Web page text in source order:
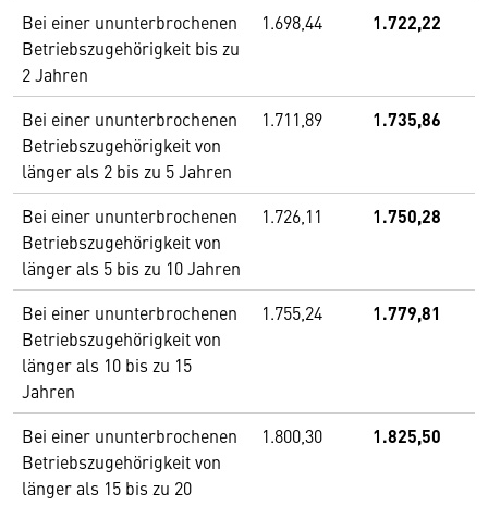
Bei einer ununterbrochenen
Betriebszugehörigkeit bis zu
2 Jahren
1.698,44 1.722,22
Bei einer ununterbrochenen
Betriebszugehörigkeit von
länger als 2 bis zu 5 Jahren
1.711,89 1.735,86
Bei einer ununterbrochenen
Betriebszugehörigkeit von
länger als 5 bis zu 10 Jahren
1.726,11 1.750,28
Bei einer ununterbrochenen
Betriebszugehörigkeit von
länger als 10 bis zu 15
Jahren
1.755,24 1.779,81
Bei einer ununterbrochenen
Betriebszugehörigkeit von
länger als 15 bis zu 20
1.800,30 1.825,50